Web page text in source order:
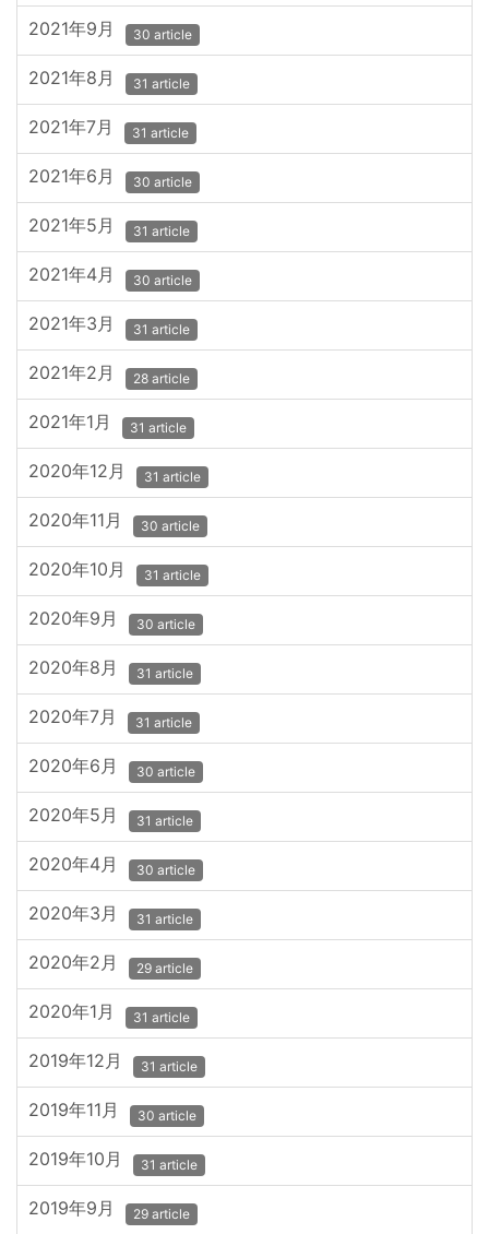
2021年9月 30 article
2021年8月 31 article
2021年7月 31 article
2021年6月 30 article
2021年5月 31 article
2021年4月 30 article
2021年3月 31 article
2021年2月 28 article
2021年1月 31 article
2020年12月 31 article
2020年11月 30 article
2020年10月 31 article
2020年9月 30 article
2020年8月 31 article
2020年7月 31 article
2020年6月 30 article
2020年5月 31 article
2020年4月 30 article
2020年3月 31 article
2020年2月 29 article
2020年1月 31 article
2019年12月 31 article
2019年11月 30 article
2019年10月 31 article
2019年9月 29 article